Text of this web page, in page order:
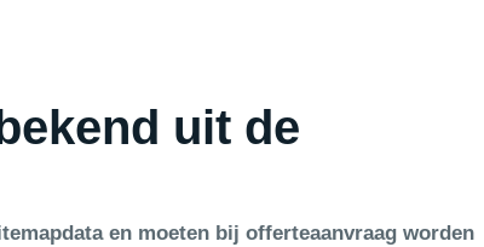
uit de
en moeten bij offerteaanvraag worden